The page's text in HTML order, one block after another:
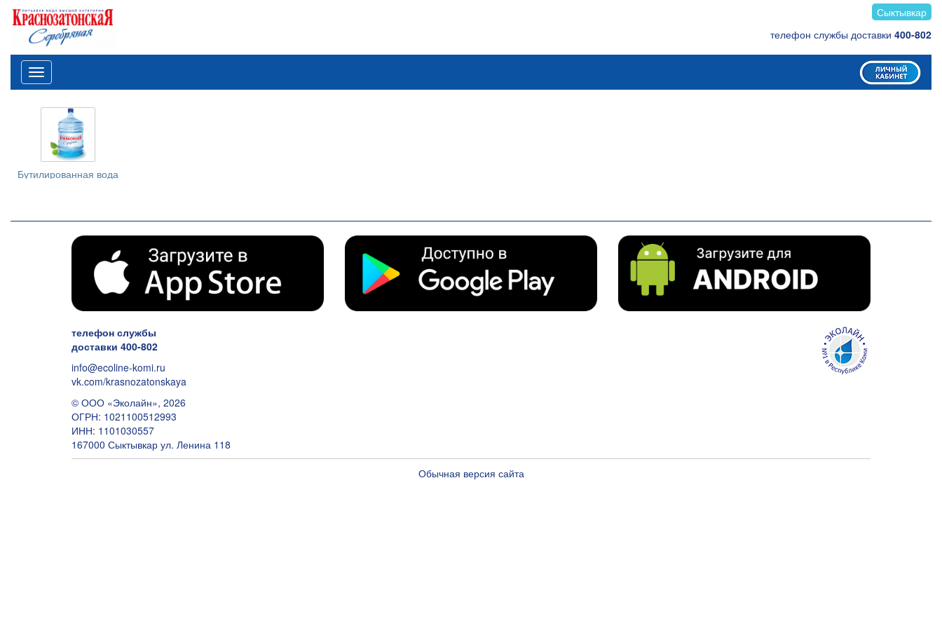
Сыктывкар
телефон службы доставки 400-802
Меню
Бутилированная вода
телефон службы
доставки 400-802
info@ecoline-komi.ru
vk.com/krasnozatonskaya
© ООО «Эколайн», 2026
ОГРН: 1021100512993
ИНН: 1101030557
167000 Сыктывкар ул. Ленина 118
Обычная версия сайта